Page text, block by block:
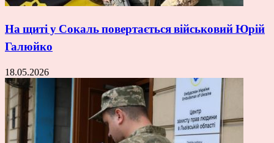
На щиті у Сокаль повертається військовий Юрій
Галюйко
18.05.2026